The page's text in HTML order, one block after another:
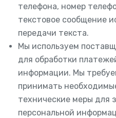
телефона, номер
текстовое сообщение
передачи текста.
Мы используем
для обработки
информации. Мы
принимать
технические меры для
персональной